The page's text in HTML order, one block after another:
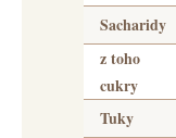
Sacharidy
z toho
cukry
Tuky